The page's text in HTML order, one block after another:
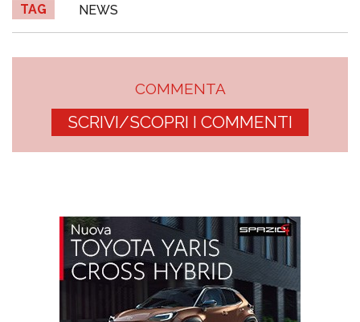
TAG NEWS
COMMENTA
SCRIVI/SCOPRI I COMMENTI